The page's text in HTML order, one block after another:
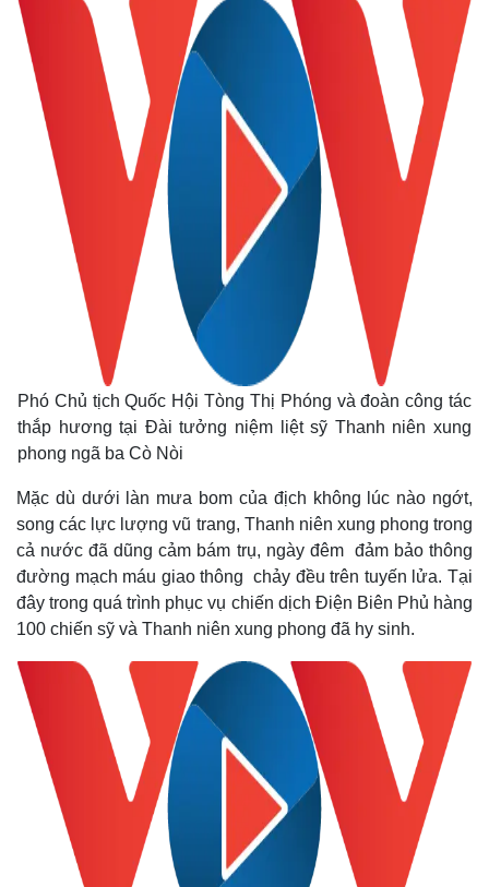
Cuộc sống đó đây
Multimedia
Video
Ảnh
E-Magazine
Infographic
Phó Chủ tịch Quốc Hội Tòng Thị Phóng và đoàn công tác
thắp hương tại Đài tưởng niệm liệt sỹ Thanh niên xung
phong ngã ba Cò Nòi
Mặc dù dưới làn mưa bom của địch không lúc nào ngớt,
song các lực lượng vũ trang, Thanh niên xung phong trong
cả nước đã dũng cảm bám trụ, ngày đêm đảm bảo thông
đường mạch máu giao thông chảy đều trên tuyến lửa. Tại
đây trong quá trình phục vụ chiến dịch Điện Biên Phủ hàng
100 chiến sỹ và Thanh niên xung phong đã hy sinh.